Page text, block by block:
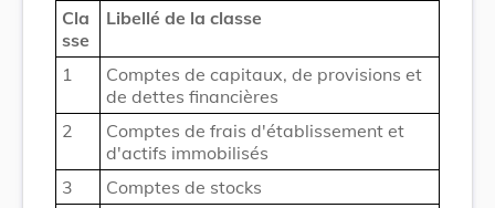
Cla
sse
Libellé de la classe
1
Comptes de capitaux, de provisions et
de dettes financières
2
Comptes de frais d'établissement et
d'actifs immobilisés
3
Comptes de stocks